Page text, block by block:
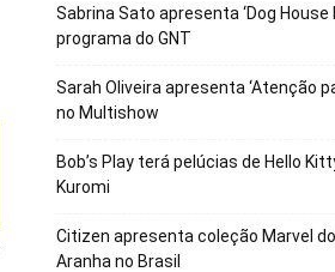
Sabrina Sato apresenta ‘Dog House
programa do GNT
Sarah Oliveira apresenta ‘Atenção
no Multishow
Bob’s Play terá pelúcias de Hello
Kuromi
Citizen apresenta coleção Marvel
Aranha no Brasil